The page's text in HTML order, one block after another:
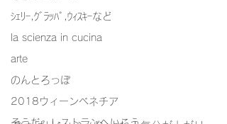
ｼｪﾘｰ,ｸﾞﾗｯﾊﾟ,ｳｨｽｷｰなど
la scienza in cucina
arte
のんとろっぽ
2018ウィーンベネチア